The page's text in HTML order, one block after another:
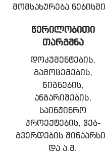
მომსახურება
ᲬᲔᲠᲘᲚᲝᲑᲘᲗᲘ
ᲗᲐᲠᲒᲛᲜᲐ
დოკუმენტების,
გამოცემების,
წიგნების,
ანგარიშების,
საინჟინრო
პროექტების, ვებ-
გვერდების
და ა.შ.